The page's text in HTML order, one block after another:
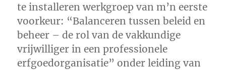
te installeren werkgroep van m’n eerste
voorkeur: “Balanceren tussen beleid en
beheer – de rol van de vakkundige
vrijwilliger in een professionele
erfgoedorganisatie” onder leiding van